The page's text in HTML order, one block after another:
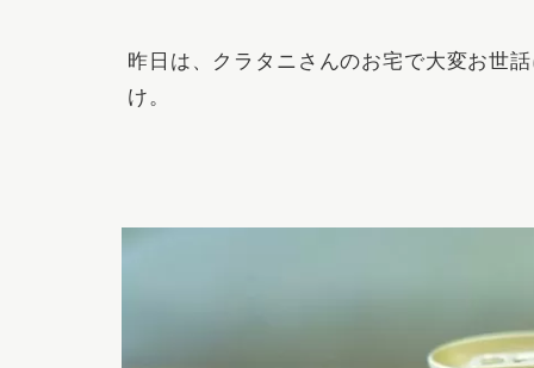
昨日は、クラタニさんのお宅で大変お世
け。